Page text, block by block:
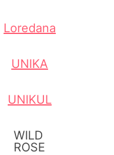
Loredana
UNIKA
UNIKUL
WILD
ROSE